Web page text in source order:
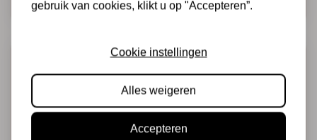
Snel toevoegen Snel toevoegen
gebruik van cookies, klikt u op "Accepteren”.
Cookie instellingen
Alles weigeren
Accepteren